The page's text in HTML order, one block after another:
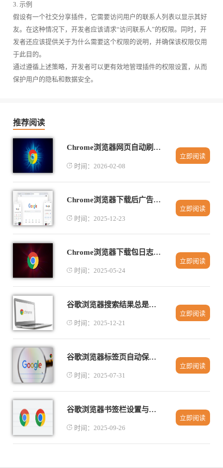
3. 示例
假设有一个社交分享插件，它需要访问用户的联系人列表以显示其好
友。在这种情况下，开发者应该请求“访问联系人”的权限。同时，开
发者还应该提供关于为什么需要这个权限的说明，并确保该权限仅用
于此目的。
通过遵循上述策略，开发者可以更有效地管理插件的权限设置，从而
保护用户的隐私和数据安全。
推荐阅读
Chrome浏览器网页自动刷新操作高效方法
时间：2026-02-08
立即阅读
Chrome浏览器下载后广告过滤设置与页面优化操作
时间：2025-12-23
立即阅读
Chrome浏览器下载包日志分析与排错实操
时间：2025-05-24
立即阅读
谷歌浏览器搜索结果总是跳转其他网站怎么处理
时间：2025-12-21
立即阅读
谷歌浏览器标签页自动保存功能
时间：2025-07-31
立即阅读
谷歌浏览器书签栏设置与同步方法
时间：2025-09-26
立即阅读